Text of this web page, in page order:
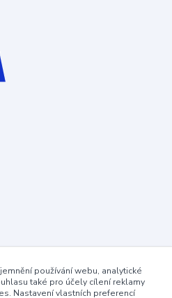
používání webu, analytické
také pro účely cílení reklamy
Nastavení vlastních preferencí